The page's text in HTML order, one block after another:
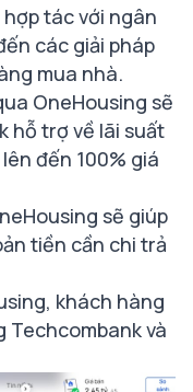
tác với ngân
các giải pháp
mua nhà.
OneHousing sẽ
hỗ trợ về lãi suất
đến 100% giá
sẽ giúp
tiền cần chi trả
khách hàng
Techcombank và